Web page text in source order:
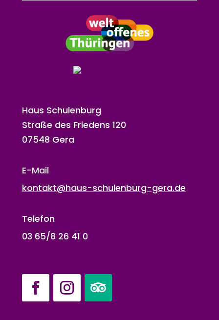
Haus Schulenburg
Straße des Friedens 120
07548 Gera
E-Mail
kontakt@haus-schulenburg-gera.de
Telefon
03 65/8 26 41 0